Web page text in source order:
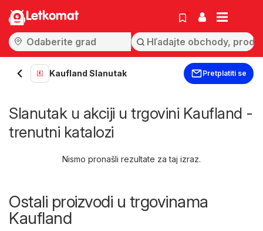
Letkomat
Kaufland Slanutak Pretplatiti se
Slanutak u akciji u trgovini Kaufland -
trenutni katalozi
Nismo pronašli rezultate za taj izraz.
Ostali proizvodi u trgovinama
Kaufland